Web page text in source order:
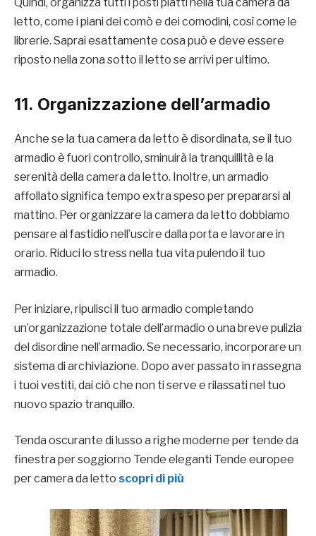
letto, come i piani dei comò e dei comodini, così come le
librerie. Saprai esattamente cosa può e deve essere
riposto nella zona sotto il letto se arrivi per ultimo.
11. Organizzazione dell’armadio
Anche se la tua camera da letto è disordinata, se il tuo
armadio è fuori controllo, sminuirà la tranquillità e la
serenità della camera da letto. Inoltre, un armadio
affollato significa tempo extra speso per prepararsi al
mattino. Per organizzare la camera da letto dobbiamo
pensare al fastidio nell’uscire dalla porta e lavorare in
orario. Riduci lo stress nella tua vita pulendo il tuo
armadio.
Per iniziare, ripulisci il tuo armadio completando
un’organizzazione totale dell’armadio o una breve pulizia
del disordine nell’armadio. Se necessario, incorporare un
sistema di archiviazione. Dopo aver passato in rassegna
i tuoi vestiti, dai ciò che non ti serve e rilassati nel tuo
nuovo spazio tranquillo.
Tenda oscurante di lusso a righe moderne per tende da
finestra per soggiorno Tende eleganti Tende europee
per camera da letto scopri di più